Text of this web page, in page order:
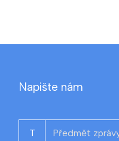
Napište nám
T